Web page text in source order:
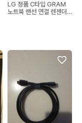
LG 정품 C타입 GRAM
노트북 랜선 연결 렌젠더